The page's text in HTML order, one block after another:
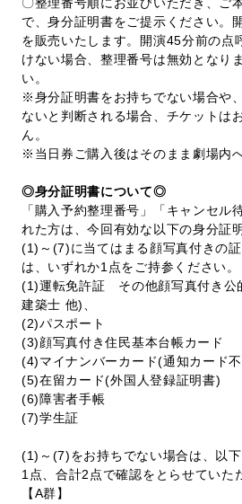
で、身分証明書をご提示ください。
を販売いたします。開演45分前の点
けない場合、整理番号は無効となり
い。
※身分証明書をお持ちでない場合や
ないと判断される場合、チケットは
ん。
※当日券ご購入後はそのまま劇場内
◎身分証明書について◎
「購入予約整理番号」「キャンセル
れた方は、今回有効な以下の身分証
(1)～(7)に当てはまる顔写真付きの
は、いずれか1点をご持参ください。
(1)運転免許証 その他顔写真付き公
建築士 他)、
(2)パスポート
(3)顔写真付き住民基本台帳カード
(4)マイナンバーカード(通知カード
(5)在留カード(外国人登録証明書)
(6)障害者手帳
(7)学生証
(1)～(7)をお持ちでない場合は、以下
1点、合計2点で確認をとらせていた
【A群】